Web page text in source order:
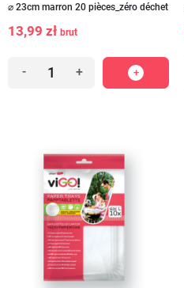
⌀ 23cm marron 20 pièces_zéro déchet
13,99 zł brut
- +